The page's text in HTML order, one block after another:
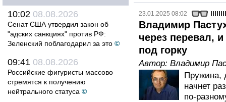
10:02 08.08.2026
Сенат США утвердил закон об
"адских санкциях" против РФ:
Зеленский поблагодарил за это ©
09:41 08.08.2026
Российские фигуристы массово
стремятся к получению
нейтрального статуса ©
23.01.2025 08:02
Владимир
через перевал,
под горку
Автор: Владимир
Пружина,
начнет
по-